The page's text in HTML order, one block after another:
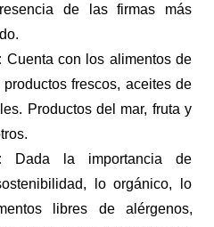
de las firmas más
Cuenta con los alimentos de
productos frescos, aceites de
Productos del mar, fruta y
Dada la importancia de
lo orgánico, lo
libres de alérgenos,